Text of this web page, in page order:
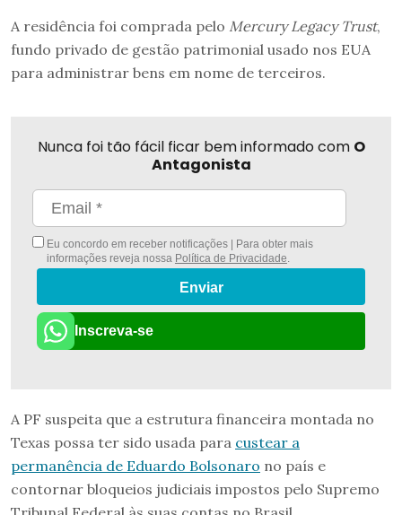
A residência foi comprada pelo Mercury Legacy Trust,
fundo privado de gestão patrimonial usado nos EUA
para administrar bens em nome de terceiros.
Nunca foi tão fácil ficar bem informado com O
Antagonista
Eu concordo em receber notificações | Para obter mais
informações reveja nossa Política de Privacidade.
Enviar
Inscreva-se
A PF suspeita que a estrutura financeira montada no
Texas possa ter sido usada para custear a
permanência de Eduardo Bolsonaro no país e
contornar bloqueios judiciais impostos pelo Supremo